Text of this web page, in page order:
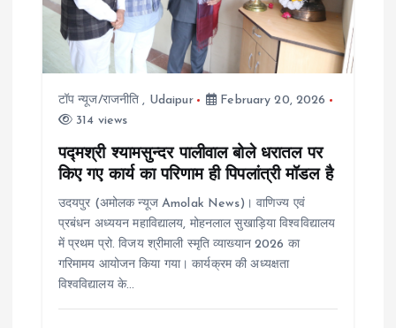
a
टॉप न्यूज/राजनीति , Udaipur
February 20, 2026
314 views
पद्मश्री श्यामसुन्दर पालीवाल बोले धरातल पर
किए गए कार्य का परिणाम ही पिपलांत्री मॉडल है
उदयपुर (अमोलक न्यूज Amolak News)। वाणिज्य एवं
प्रबंधन अध्ययन महाविद्यालय, मोहनलाल सुखाड़िया विश्वविद्यालय
में प्रथम प्रो. विजय श्रीमाली स्मृति व्याख्यान 2026 का
गरिमामय आयोजन किया गया। कार्यक्रम की अध्यक्षता
विश्वविद्यालय के…